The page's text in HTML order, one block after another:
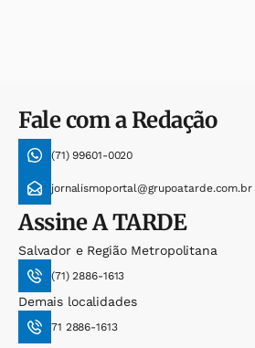
Fale com a Redação
(71) 99601-0020
jornalismoportal@grupoatarde.com.br
AssineA TARDE
Salvador e Região Metropolitana
(71) 2886-1613
Demais localidades
71 2886-1613